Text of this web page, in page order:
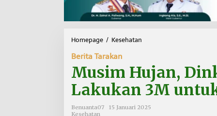
Homepage / Kesehatan
m
H
a
Berita Tarakan
Musim Hujan,
Lakukan 3M
Benuanta07
15 Januari 2025
Kesehatan